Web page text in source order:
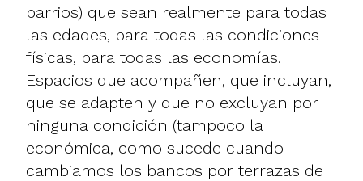
barrios) que sean realmente para todas
las edades, para todas las condiciones
físicas, para todas las economías.
Espacios que acompañen, que incluyan,
que se adapten y que no excluyan por
ninguna condición (tampoco la
económica, como sucede cuando
cambiamos los bancos por terrazas de